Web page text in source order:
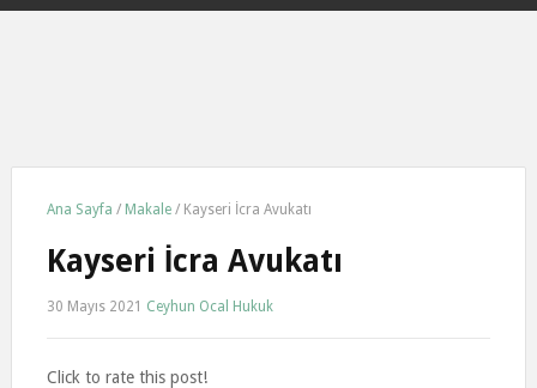
Ana Sayfa / Makale / Kayseri İcra Avukatı
Kayseri İcra Avukatı
30 Mayıs 2021 Ceyhun Ocal Hukuk
Click to rate this post!